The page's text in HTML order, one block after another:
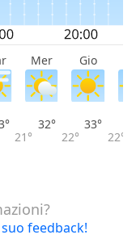
Mer Gio
21°
32°
22°
33°
22°
feedback!